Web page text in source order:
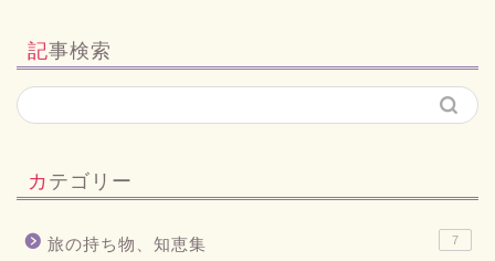
記事検索
カテゴリー
旅の持ち物、知恵集 7